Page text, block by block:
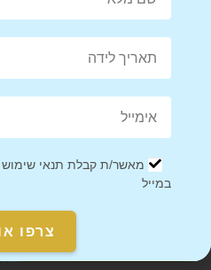
מוגבלת מעוצב Design
299
מאשר/ת קבלת תנאי שימוש
במייל
צרפו